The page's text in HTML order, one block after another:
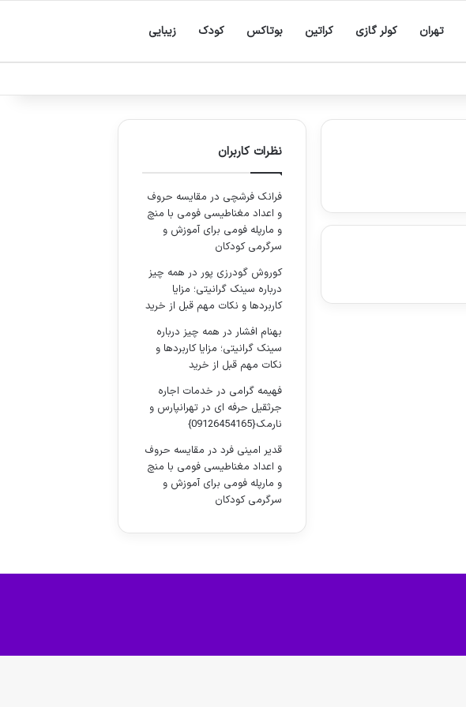
تهران کولر گازی کراتین بوتاکس کودک زیبایی
نظرات کاربران
فرانک فرشچی در مقایسه حروف
و اعداد مغناطیسی فومی با منچ
و مارپله فومی برای آموزش و
سرگرمی کودکان
کوروش گودرزی پوردر همه چیز
درباره سینک گرانیتی؛ مزایا
کاربردها و نکات مهم قبل از خرید
بهنام افشاردر همه چیز درباره
سینک گرانیتی؛ مزایا کاربردها و
نکات مهم قبل از خرید
فهیمه گرامی در خدمات اجاره
جرثقیل حرفه ای در تهرانپارس و
نارمک{09126454165}
قدیر امینی فرددر مقایسه حروف
و اعداد مغناطیسی فومی با منچ
و مارپله فومی برای آموزش و
سرگرمی کودکان